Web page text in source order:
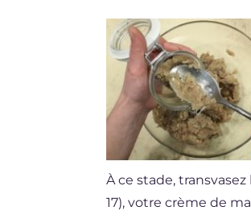
À ce stade,
17), votre crème de